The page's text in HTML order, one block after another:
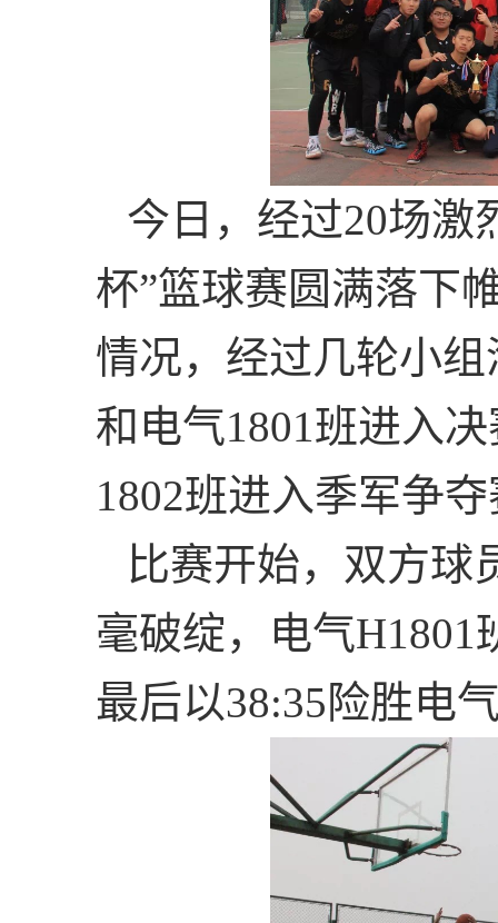
今日，经过20场激
杯”篮球赛圆满落下
情况，经过几轮小
和电气1801班进入
1802班进入季军争
比赛开始，双方球
毫破绽，电气H1801
最后以38:35险胜电